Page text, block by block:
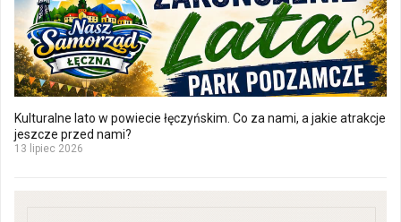
Kulturalne lato w powiecie łęczyńskim. Co za nami, a jakie atrakcje
jeszcze przed nami?
13 lipiec 2026